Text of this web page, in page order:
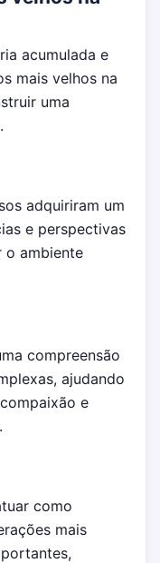
acumulada e
mais velhos na
uma
adquiriram um
e perspectivas
o ambiente
compreensão
ajudando
e
como
mais